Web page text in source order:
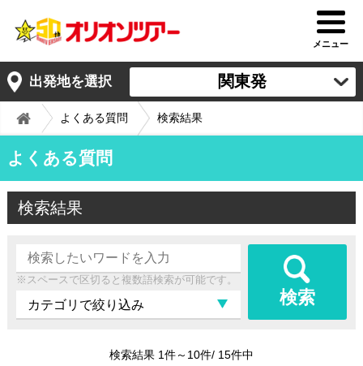
メニュー
出発地を選択 関東発
よくある質問 検索結果
よくある質問
検索結果
※スペースで区切ると複数語検索が可能です。
検索
検索結果 1件～10件/ 15件中